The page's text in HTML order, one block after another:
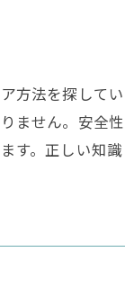
方法を探して
ません。安全
す。正しい知